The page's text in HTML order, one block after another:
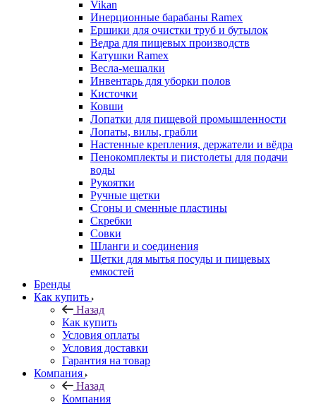
Vikan
Инерционные барабаны Ramex
Ершики для очистки труб и бутылок
Ведра для пищевых производств
Катушки Ramex
Весла-мешалки
Инвентарь для уборки полов
Кисточки
Ковши
Лопатки для пищевой промышленности
Лопаты, вилы, грабли
Настенные крепления, держатели и вёдра
Пенокомплекты и пистолеты для подачи
воды
Рукоятки
Ручные щетки
Сгоны и сменные пластины
Скребки
Совки
Шланги и соединения
Щетки для мытья посуды и пищевых
емкостей
Бренды
Как купить
Назад
Как купить
Условия оплаты
Условия доставки
Гарантия на товар
Компания
Назад
Компания